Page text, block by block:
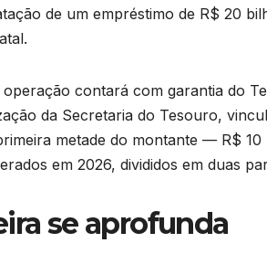
de um empréstimo de R$ 20
contará com garantia do
da Secretaria do Tesouro,
metade do montante — R$
em 2026, divididos em duas
se aprofunda